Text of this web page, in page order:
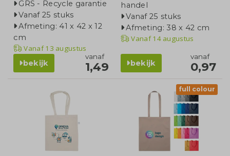
GRS - Recycle garantie
Vanaf 25 stuks
Afmeting: 41 x 42 x 12
cm
Vanaf13 augustus
bekijk
vanaf
1,49
handel
Vanaf 25 stuks
Afmeting: 38 x 42 cm
Vanaf14 augustus
bekijk
vanaf
0,97
full colour